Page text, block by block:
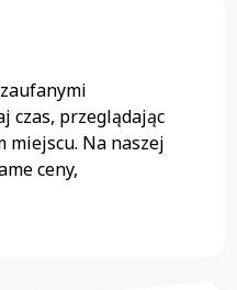
czas, przeglądając
Na naszej
ceny,